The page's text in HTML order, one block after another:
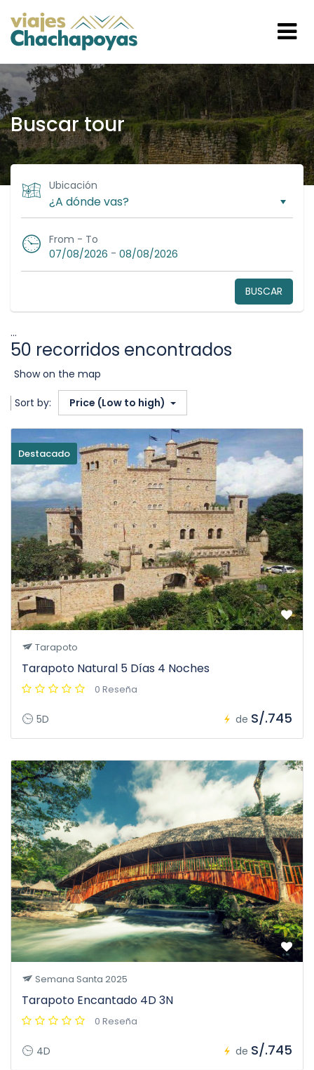
Buscar tour
Ubicación
From - To
07/08/2026 - 08/08/2026
BUSCAR
...
50 recorridos encontrados
Show on the map
Sort by: Price (Low to high)
Destacado
Tarapoto
Tarapoto Natural 5 Días 4 Noches
0 Reseña
5D de S/.745
Semana Santa 2025
Tarapoto Encantado 4D 3N
0 Reseña
4D de S/.745